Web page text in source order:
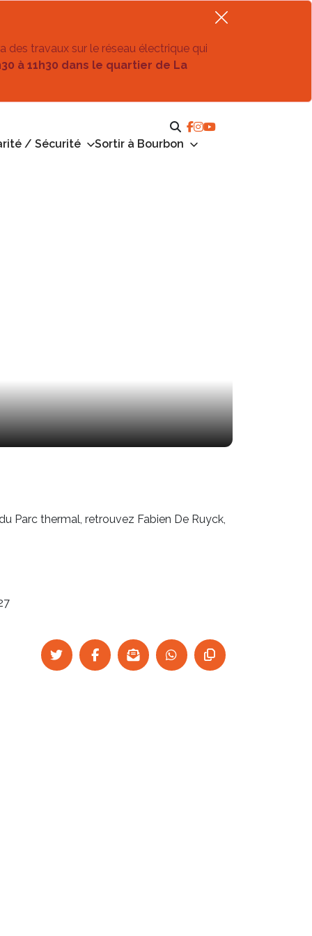
des travaux sur le réseau électrique qui
à 11h30 dans le quartier de La
/ Sécurité
Sortir à Bourbon
Parc thermal, retrouvez Fabien De Ruyck,